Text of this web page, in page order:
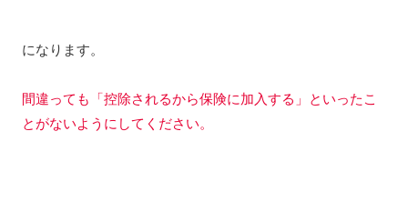
になります。
間違っても「控除されるから保険に加入する」といったこ
とがないようにしてください。